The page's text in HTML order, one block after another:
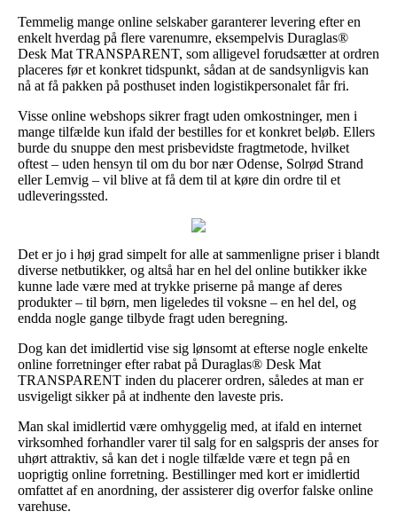
Temmelig mange online selskaber garanterer levering efter en
enkelt hverdag på flere varenumre, eksempelvis Duraglas®
Desk Mat TRANSPARENT, som alligevel forudsætter at ordren
placeres før et konkret tidspunkt, sådan at de sandsynligvis kan
nå at få pakken på posthuset inden logistikpersonalet får fri.
Visse online webshops sikrer fragt uden omkostninger, men i
mange tilfælde kun ifald der bestilles for et konkret beløb. Ellers
burde du snuppe den mest prisbevidste fragtmetode, hvilket
oftest – uden hensyn til om du bor nær Odense, Solrød Strand
eller Lemvig – vil blive at få dem til at køre din ordre til et
udleveringssted.
Det er jo i høj grad simpelt for alle at sammenligne priser i blandt
diverse netbutikker, og altså har en hel del online butikker ikke
kunne lade være med at trykke priserne på mange af deres
produkter – til børn, men ligeledes til voksne – en hel del, og
endda nogle gange tilbyde fragt uden beregning.
Dog kan det imidlertid vise sig lønsomt at efterse nogle enkelte
online forretninger efter rabat på Duraglas® Desk Mat
TRANSPARENT inden du placerer ordren, således at man er
usvigeligt sikker på at indhente den laveste pris.
Man skal imidlertid være omhyggelig med, at ifald en internet
virksomhed forhandler varer til salg for en salgspris der anses for
uhørt attraktiv, så kan det i nogle tilfælde være et tegn på en
uoprigtig online forretning. Bestillinger med kort er imidlertid
omfattet af en anordning, der assisterer dig overfor falske online
varehuse.